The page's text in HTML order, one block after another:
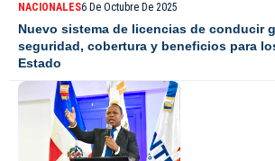
NACIONALES6 De Octubre De 2025
Nuevo sistema de licencias de conducir
seguridad, cobertura y beneficios para
Estado